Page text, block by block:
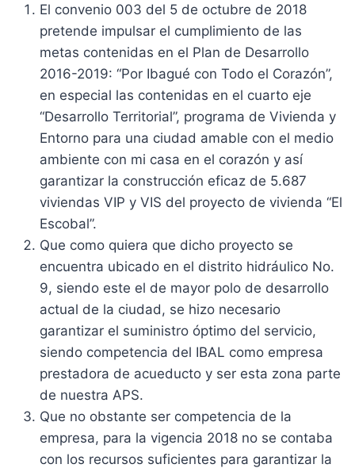
El convenio 003 del 5 de octubre de 2018
pretende impulsar el cumplimiento de las
metas contenidas en el Plan de Desarrollo
2016-2019: “Por Ibagué con Todo el Corazón”,
en especial las contenidas en el cuarto eje
“Desarrollo Territorial”, programa de Vivienda y
Entorno para una ciudad amable con el medio
ambiente con mi casa en el corazón y así
garantizar la construcción eficaz de 5.687
viviendas VIP y VIS del proyecto de vivienda “El
Escobal”.
Que como quiera que dicho proyecto se
encuentra ubicado en el distrito hidráulico No.
9, siendo este el de mayor polo de desarrollo
actual de la ciudad, se hizo necesario
garantizar el suministro óptimo del servicio,
siendo competencia del IBAL como empresa
prestadora de acueducto y ser esta zona parte
de nuestra APS.
Que no obstante ser competencia de la
empresa, para la vigencia 2018 no se contaba
con los recursos suficientes para garantizar la